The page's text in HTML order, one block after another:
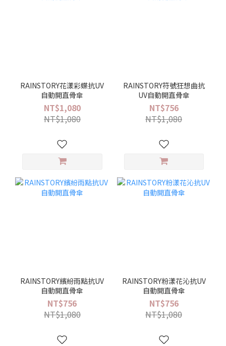
RAINSTORY花漾彩蝶抗UV
自動開直骨傘
NT$1,080
NT$1,080
RAINSTORY符號狂想曲抗
UV自動開直骨傘
NT$756
NT$1,080
RAINSTORY繽紛雨點抗UV
自動開直骨傘
NT$756
NT$1,080
RAINSTORY粉漾花沁抗UV
自動開直骨傘
NT$756
NT$1,080